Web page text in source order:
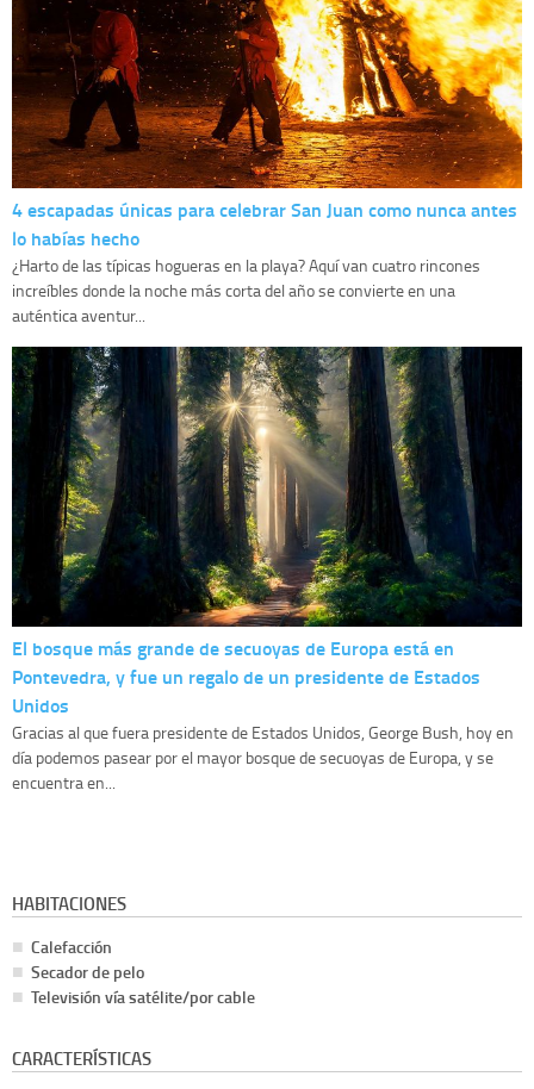
4 escapadas únicas para celebrar San Juan como nunca antes
lo habías hecho
¿Harto de las típicas hogueras en la playa? Aquí van cuatro rincones
increíbles donde la noche más corta del año se convierte en una
auténtica aventur...
El bosque más grande de secuoyas de Europa está en
Pontevedra, y fue un regalo de un presidente de Estados
Unidos
Gracias al que fuera presidente de Estados Unidos, George Bush, hoy en
día podemos pasear por el mayor bosque de secuoyas de Europa, y se
encuentra en...
HABITACIONES
Calefacción
Secador de pelo
Televisión vía satélite/por cable
CARACTERÍSTICAS